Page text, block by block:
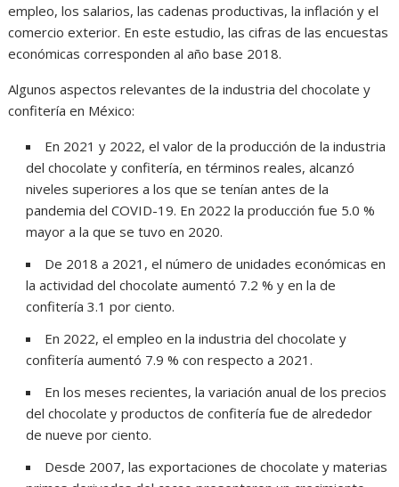
empleo, los salarios, las cadenas productivas, la inflación y el
comercio exterior. En este estudio, las cifras de las encuestas
económicas corresponden al año base 2018.
Algunos aspectos relevantes de la industria del chocolate y
confitería en México:
En 2021 y 2022, el valor de la producción de la industria
del chocolate y confitería, en términos reales, alcanzó
niveles superiores a los que se tenían antes de la
pandemia del COVID-19. En 2022 la producción fue 5.0 %
mayor a la que se tuvo en 2020.
De 2018 a 2021, el número de unidades económicas en
la actividad del chocolate aumentó 7.2 % y en la de
confitería 3.1 por ciento.
En 2022, el empleo en la industria del chocolate y
confitería aumentó 7.9 % con respecto a 2021.
En los meses recientes, la variación anual de los precios
del chocolate y productos de confitería fue de alrededor
de nueve por ciento.
Desde 2007, las exportaciones de chocolate y materias